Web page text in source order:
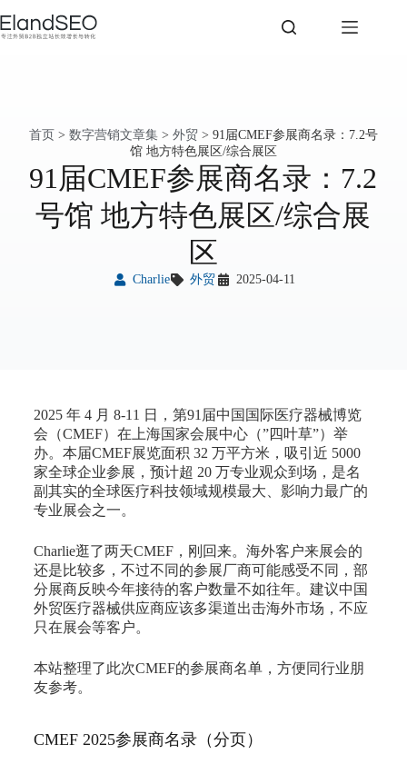
首页 > 数字营销文章集> 外贸> 91届CMEF参展商名录：7.2号
馆 地方特色展区/综合展区
91届CMEF参展商名录：7.2
号馆 地方特色展区/综合展
区
Charlie 外贸 2025-04-11
2025 年 4 月 8-11 日，第91届中国国际医疗器械博览
会（CMEF）在上海国家会展中心（”四叶草”）举
办。本届CMEF展览面积 32 万平方米，吸引近 5000
家全球企业参展，预计超 20 万专业观众到场，是名
副其实的全球医疗科技领域规模最大、影响力最广的
专业展会之一。
Charlie逛了两天CMEF，刚回来。海外客户来展会的
还是比较多，不过不同的参展厂商可能感受不同，部
分展商反映今年接待的客户数量不如往年。建议中国
外贸医疗器械供应商应该多渠道出击海外市场，不应
只在展会等客户。
本站整理了此次CMEF的参展商名单，方便同行业朋
友参考。
CMEF 2025参展商名录（分页）